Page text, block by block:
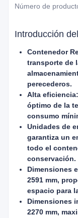
Número de
Introducción
Contenedor
transporte de
perecederos.
Alta
óptimo de la
consumo
Unidades de
garantiza un
todo el
conservación.
Dimensiones
2591 mm,
espacio para
Dimensiones
2270 mm,